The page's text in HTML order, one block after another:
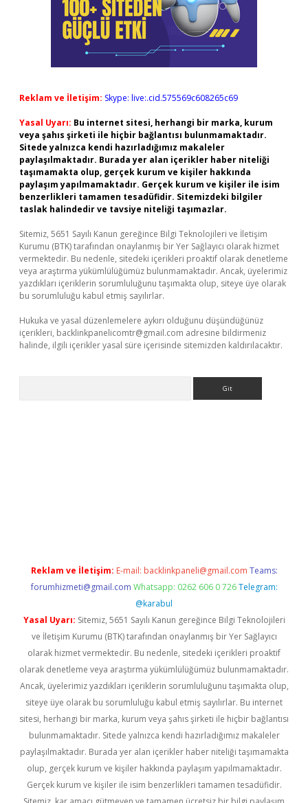
Reklam ve İletişim: Skype: live:.cid.575569c608265c69
Yasal Uyarı: Bu internet sitesi, herhangi bir marka, kurum
veya şahıs şirketi ile hiçbir bağlantısı bulunmamaktadır.
Sitede yalnızca kendi hazırladığımız makaleler
paylaşılmaktadır. Burada yer alan içerikler haber niteliği
taşımamakta olup, gerçek kurum ve kişiler hakkında
paylaşım yapılmamaktadır. Gerçek kurum ve kişiler ile isim
benzerlikleri tamamen tesadüfidir. Sitemizdeki bilgiler
taslak halindedir ve tavsiye niteliği taşımazlar.
Sitemiz, 5651 Sayılı Kanun gereğince Bilgi Teknolojileri ve İletişim
Kurumu (BTK) tarafından onaylanmış bir Yer Sağlayıcı olarak hizmet
vermektedir. Bu nedenle, sitedeki içerikleri proaktif olarak denetleme
veya araştırma yükümlülüğümüz bulunmamaktadır. Ancak, üyelerimiz
yazdıkları içeriklerin sorumluluğunu taşımakta olup, siteye üye olarak
bu sorumluluğu kabul etmiş sayılırlar.
Hukuka ve yasal düzenlemelere aykırı olduğunu düşündüğünüz
içerikleri, backlinkpanelicomtr@gmail.com adresine bildirmeniz
halinde, ilgili içerikler yasal süre içerisinde sitemizden kaldırılacaktır.
Reklam ve İletişim: E-mail: backlinkpaneli@gmail.com Teams:
forumhizmeti@gmail.com Whatsapp: 0262 606 0 726 Telegram:
@karabul
Yasal Uyarı: Sitemiz, 5651 Sayılı Kanun gereğince Bilgi Teknolojileri
ve İletişim Kurumu (BTK) tarafından onaylanmış bir Yer Sağlayıcı
olarak hizmet vermektedir. Bu nedenle, sitedeki içerikleri proaktif
olarak denetleme veya araştırma yükümlülüğümüz bulunmamaktadır.
Ancak, üyelerimiz yazdıkları içeriklerin sorumluluğunu taşımakta olup,
siteye üye olarak bu sorumluluğu kabul etmiş sayılırlar. Bu internet
sitesi, herhangi bir marka, kurum veya şahıs şirketi ile hiçbir bağlantısı
bulunmamaktadır. Sitede yalnızca kendi hazırladığımız makaleler
paylaşılmaktadır. Burada yer alan içerikler haber niteliği taşımamakta
olup, gerçek kurum ve kişiler hakkında paylaşım yapılmamaktadır.
Gerçek kurum ve kişiler ile isim benzerlikleri tamamen tesadüfidir.